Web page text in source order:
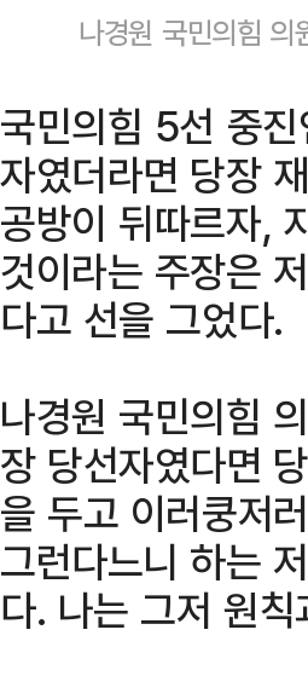
나경원 국민의힘
국민의힘 5선 중
자였더라면 당장
공방이 뒤따르자,
것이라는 주장은
다고 선을 그었다.
나경원 국민의힘
장 당선자였다면
을 두고 이러쿵저
그런다느니 하는
다. 나는 그저 원